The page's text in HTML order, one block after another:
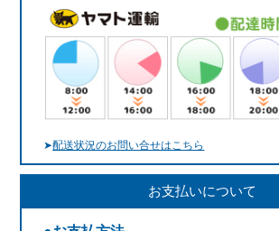
➤配送状況のお問い合せはこちら
お支払いについて